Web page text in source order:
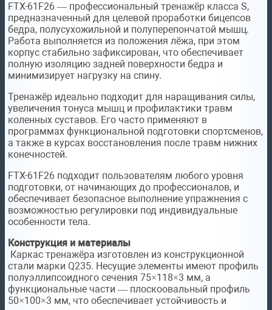
FTX-61F26 — профессиональный тренажёр класса S,
предназначенный для целевой проработки бицепсов
бедра, полусухожильной и полуперепончатой мышц.
Работа выполняется из положения лёжа, при этом
корпус стабильно зафиксирован, что обеспечивает
полную изоляцию задней поверхности бедра и
минимизирует нагрузку на спину.
Тренажёр идеально подходит для наращивания силы,
увеличения тонуса мышц и профилактики травм
коленных суставов. Его часто применяют в
программах функциональной подготовки спортсменов,
а также в курсах восстановления после травм нижних
конечностей.
FTX-61F26 подходит пользователям любого уровня
подготовки, от начинающих до профессионалов, и
обеспечивает безопасное выполнение упражнения с
возможностью регулировки под индивидуальные
особенности тела.
Конструкция и материалы
Каркас тренажёра изготовлен из конструкционной
стали марки Q235. Несущие элементы имеют профиль
полуэллипсоидного сечения 75×118×3 мм, а
функциональные части — плоскоовальный профиль
50×100×3 мм, что обеспечивает устойчивость и